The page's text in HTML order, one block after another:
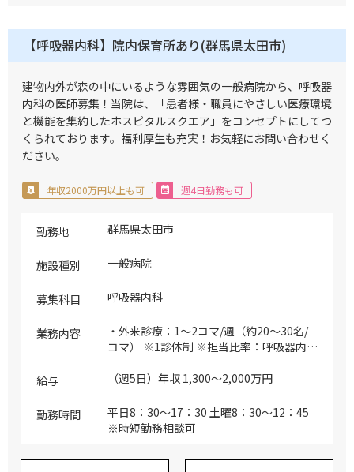
【呼吸器内科】院内保育所あり(群馬県太田市)
建物内外が森の中にいるような雰囲気の一般病院から、呼吸器
内科の医師募集！当院は、「患者様・職員にやさしい医療環境
と機能を集約したホスピタルスクエア」をコンセプトにしてつ
くられております。福利厚生も充実！お気軽にお問い合わせく
ださい。
年収2000万円以上も可 週4日勤務も可
勤務地 群馬県太田市
施設種別 一般病院
募集科目 呼吸器内科
業務内容
・外来診療：1～2コマ/週（約20～30名/
コマ） ※1診体制 ※担当比率：呼吸器内科
病棟管理：10～20名（主治医制） ※主な
給与 （週5日）年収 1,300～2,000万円
勤務時間
平日8：30～17：30 土曜8：30～12：45
※時短勤務相談可